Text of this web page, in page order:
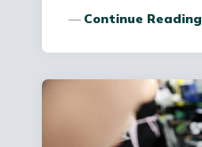
Continue Reading